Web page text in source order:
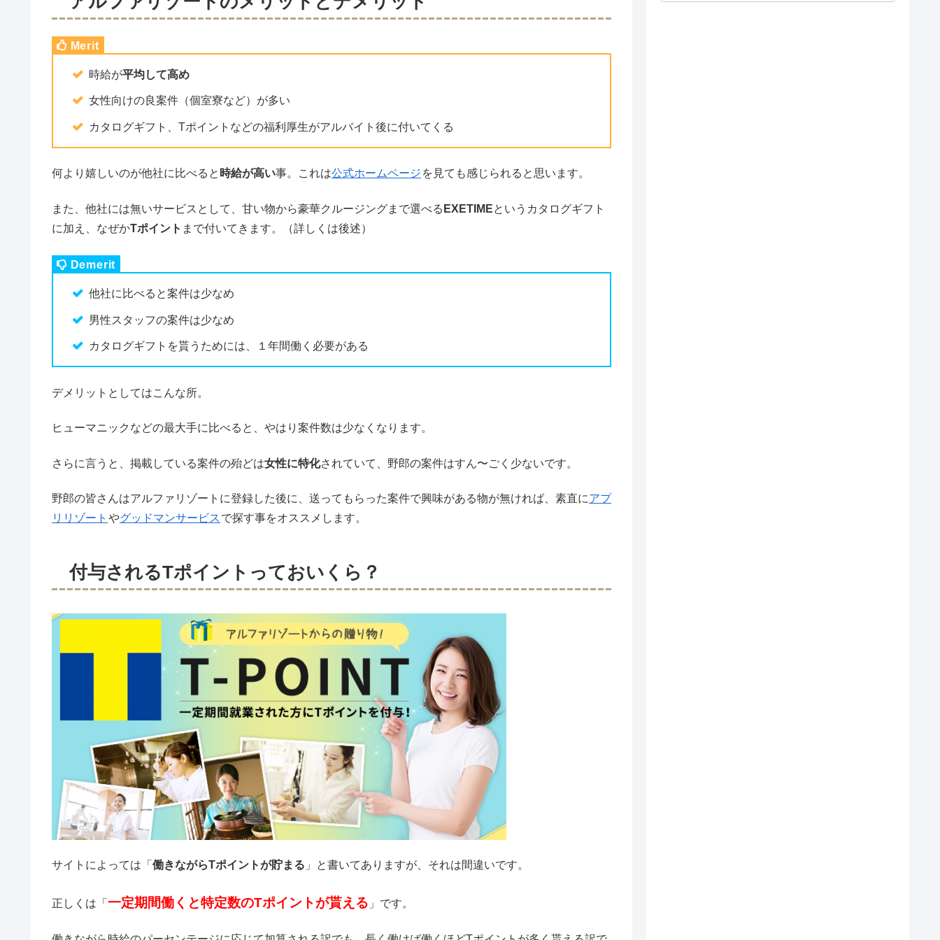
時給が平均して高め
女性向けの良案件（個室寮など）が多い
カタログギフト、Tポイントなどの福利厚生がアルバイト後に付いてくる
何より嬉しいのが他社に比べると 時給が高い事。これは公式ホームページ を見ても感じられると思います。
また、他社には無いサービスとして、甘い物から豪華クルージングまで選べる EXETIMEというカタログギフト
に加え、なぜかTポイント まで付いてきます。（詳しくは後述）
他社に比べると案件は少なめ
男性スタッフの案件は少なめ
カタログギフトを貰うためには、１年間働く必要がある
デメリットとしてはこんな所。
ヒューマニックなどの最大手に比べると、やはり案件数は少なくなります。
さらに言うと、掲載している案件の殆どは女性に特化されていて、野郎の案件はすん〜ごく少ないです。
野郎の皆さんはアルファリゾートに登録した後に、送ってもらった案件で興味がある物が無ければ、素直にアプ
リリゾート やグッドマンサービス で探す事をオススメします。
付与されるTポイントっておいくら？
サイトによっては「 働きながらTポイントが貯まる 」と書いてありますが、それは間違いです。
正しくは「 一定期間働くと特定数のTポイントが貰える 」です。